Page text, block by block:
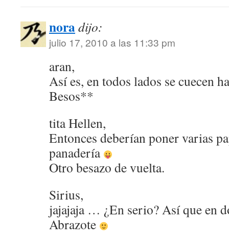
noradijo:
julio 17, 2010 a las 11:33 pm
aran,
Así es, en todos lados se cuecen
Besos**
tita Hellen,
Entonces deberían poner varias
panadería
Otro besazo de vuelta.
Sirius,
jajajaja … ¿En serio? Así que en
Abrazote